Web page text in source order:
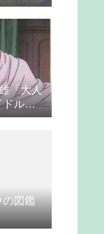
「大人
ドルが
入れ
の図鑑